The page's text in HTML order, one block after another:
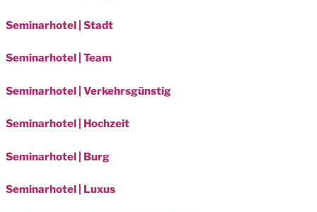
Seminarhotel | Stadt
Seminarhotel | Team
Seminarhotel | Verkehrsgünstig
Seminarhotel | Hochzeit
Seminarhotel | Burg
Seminarhotel | Luxus